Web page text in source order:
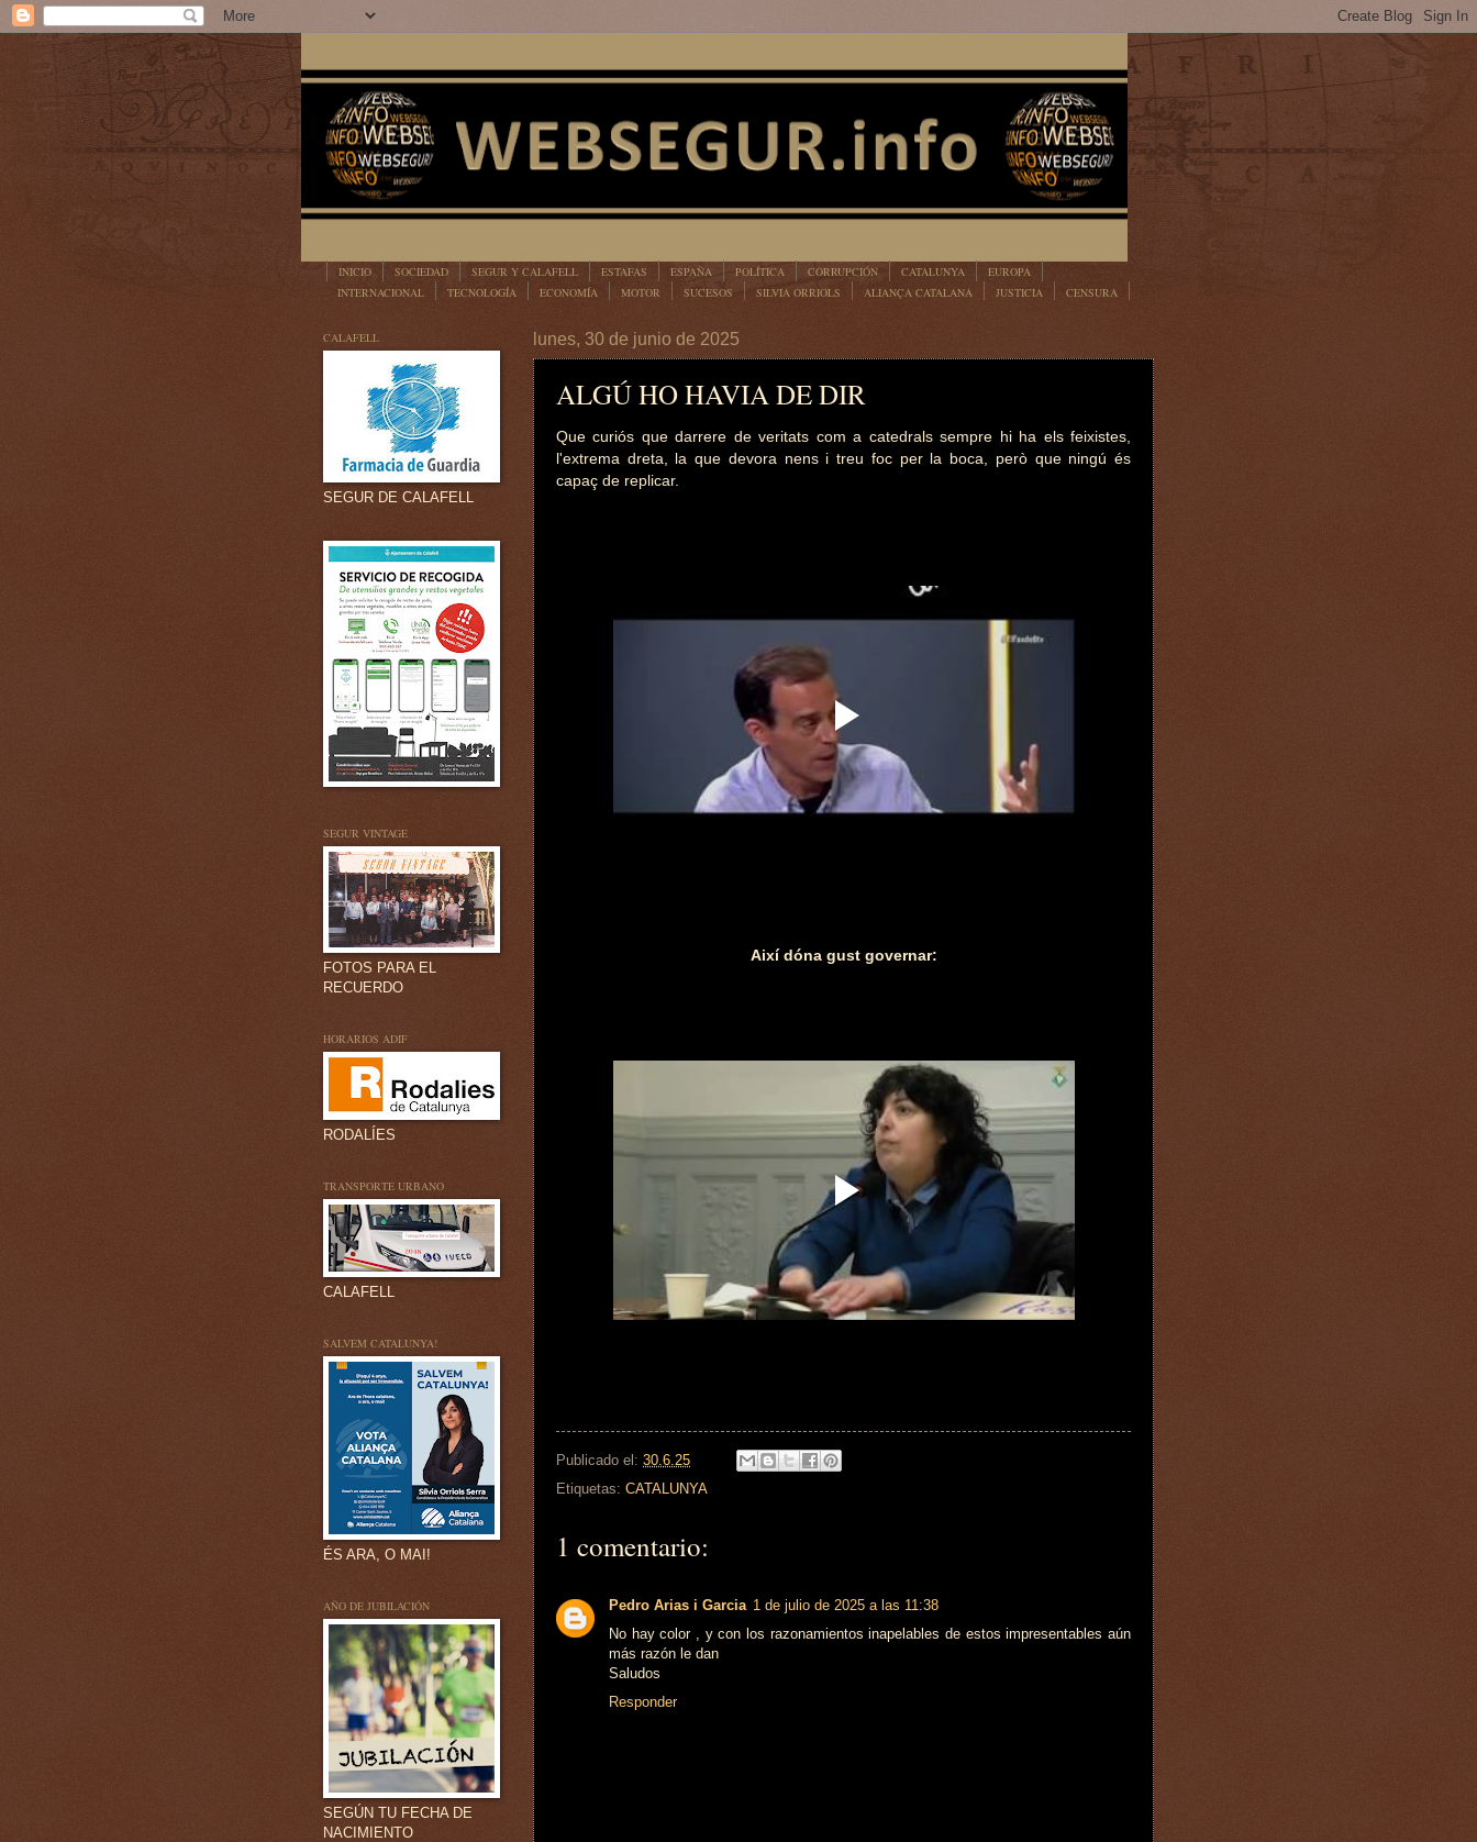
INICIO SOCIEDAD SEGUR Y CALAFELL ESTAFAS ESPAÑA POLÍTICA CORRUPCIÓN CATALUNYA
EUROPA
INTERNACIONAL
TECNOLOGÍA ECONOMÍA MOTOR SUCESOS SILVIA ORRIOLS ALIANÇA CATALANA JUSTICIA
CENSURA
lunes, 30 de junio de 2025
ALGÚ HO HAVIA DE DIR
Que curiós que darrere de veritats com a catedrals sempre hi ha els feixistes,
l'extrema dreta, la que devora nens i treu foc per la boca, però que ningú és
capaç de replicar.
Així dóna gust governar:
Publicado el: 30.6.25
Etiquetas: CATALUNYA
1 comentario:
Pedro Arias i Garcia 1 de julio de 2025 a las 11:38
No hay color , y con los razonamientos inapelables de estos impresentables aún
más razón le dan
Saludos
Responder
CALAFELL
SEGUR DE CALAFELL
SEGUR VINTAGE
FOTOS PARA EL
RECUERDO
HORARIOS ADIF
RODALÍES
TRANSPORTE URBANO
CALAFELL
SALVEM CATALUNYA!
ÉS ARA, O MAI!
AÑO DE JUBILACIÓN
SEGÚN TU FECHA DE
NACIMIENTO